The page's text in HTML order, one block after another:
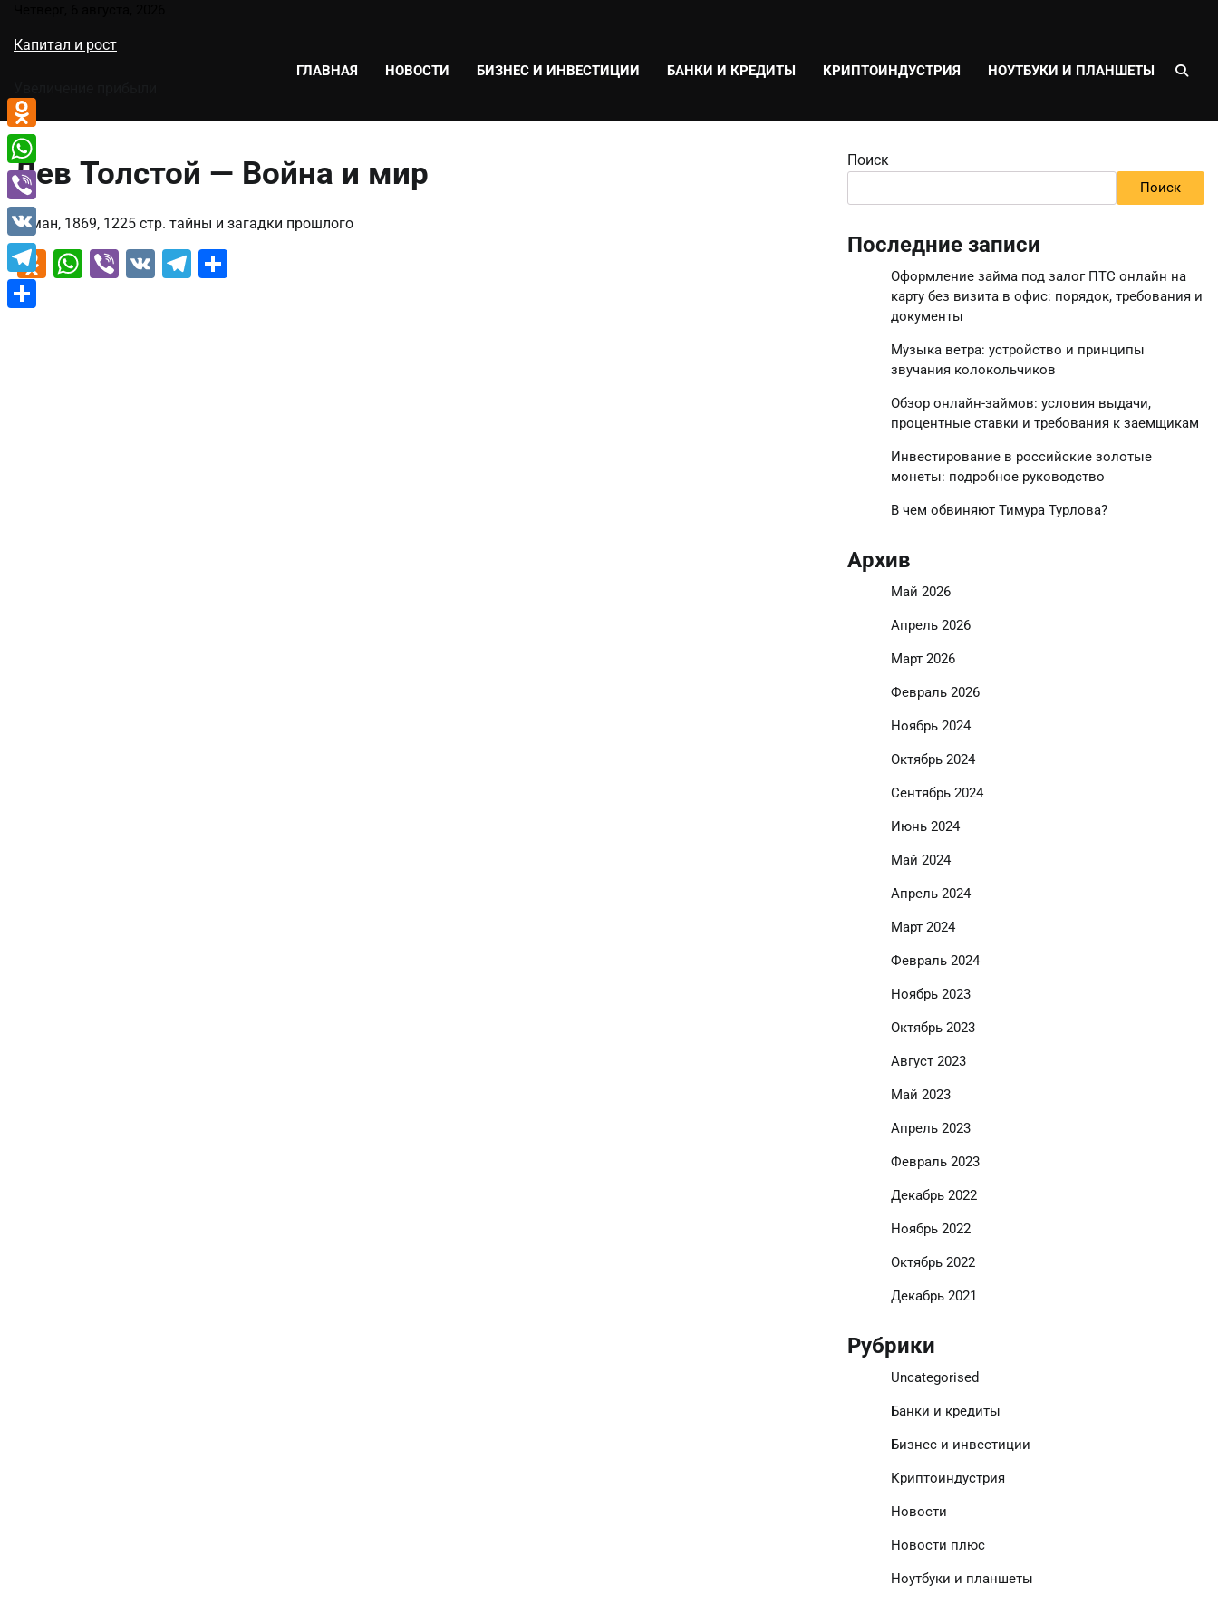
содержимому
Капитал и рост
ГЛАВНАЯ НОВОСТИ БИЗНЕС И ИНВЕСТИЦИИ БАНКИ И КРЕДИТЫ КРИПТОИНДУСТРИЯ НОУТБУКИ И ПЛАНШЕТЫ
Лев Толстой — Война и мир
Роман, 1869, 1225 стр. тайны и загадки прошлого
Odnoklassniki
WhatsApp
Viber
VK Telegram
Поиск
Поиск
Последние записи
Оформление займа под залог ПТС онлайн на
карту без визита в офис: порядок, требования и
документы
Музыка ветра: устройство и принципы
звучания колокольчиков
Обзор онлайн-займов: условия выдачи,
процентные ставки и требования к заемщикам
Инвестирование в российские золотые
монеты: подробное руководство
В чем обвиняют Тимура Турлова?
Архив
Май 2026
Апрель 2026
Март 2026
Февраль 2026
Ноябрь 2024
Октябрь 2024
Сентябрь 2024
Июнь 2024
Май 2024
Апрель 2024
Март 2024
Февраль 2024
Ноябрь 2023
Октябрь 2023
Август 2023
Май 2023
Апрель 2023
Февраль 2023
Декабрь 2022
Ноябрь 2022
Октябрь 2022
Декабрь 2021
Рубрики
Uncategorised
Банки и кредиты
Бизнес и инвестиции
Криптоиндустрия
Новости
Новости плюс
Ноутбуки и планшеты
Odnoklassniki
WhatsApp
Viber
VK
Telegram